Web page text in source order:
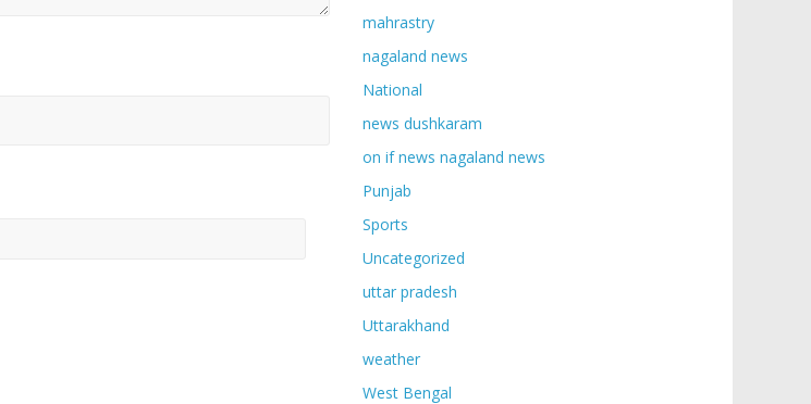
mahrastry
nagaland news
National
news dushkaram
on if news nagaland news
Punjab
Sports
Uncategorized
uttar pradesh
Uttarakhand
weather
West Bengal